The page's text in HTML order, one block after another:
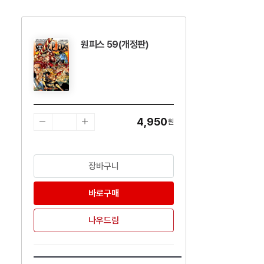
원피스 59(개정판)
4,950원
장바구니
바로구매
나우드림